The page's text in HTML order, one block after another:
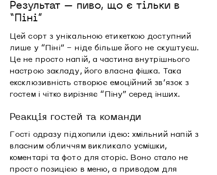
Результат – пиво, що є тільки в
“Піні”
Цей сорт з унікальною етикеткою доступний
лише у “Піні” – ніде більше його не скуштуєш.
Це не просто напій, а частина внутрішнього
настрою закладу, його власна фішка. Така
ексклюзивність створює емоційний зв’язок з
гостем і чітко вирізняє “Піну” серед інших.
Реакція гостей та команди
Гості одразу підхопили ідею: хмільний напій з
власним обличчям викликало усмішки,
коментарі та фото для сторіс. Воно стало не
просто позицією в меню, а приводом для